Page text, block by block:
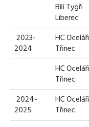
Bílí Tygři
Liberec
2023-
2024
HC Oceláři
Třinec
HC Oceláři
Třinec
2024-
2025
HC Oceláři
Třinec